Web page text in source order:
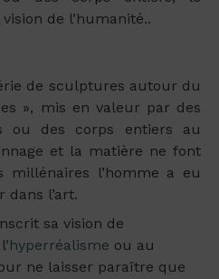
de l’humanité..
de sculptures autour du
», mis en valeur par des
ou des corps entiers au
et la matière ne font
millénaires l’homme a eu
dans l’art.
sa vision de
hyperréalisme ou au
ne laisser paraître que